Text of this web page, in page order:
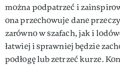
można podpatrzeć i
ona przechowuje dane
zarówno w szafach, jak i
łatwiej i sprawniej będzie
podłogę lub zetrzeć kurze.